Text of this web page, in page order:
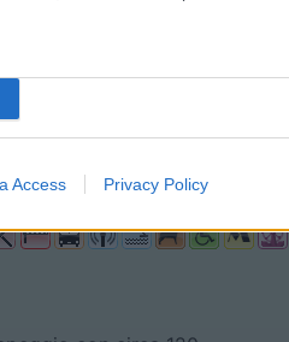
Access Privacy Policy